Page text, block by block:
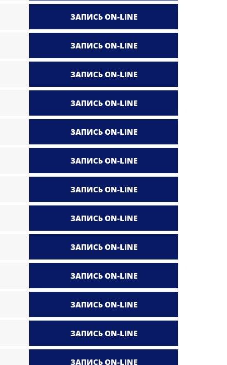
ЗАПИСЬ ON-LINE
ЗАПИСЬ ON-LINE
ЗАПИСЬ ON-LINE
ЗАПИСЬ ON-LINE
ЗАПИСЬ ON-LINE
ЗАПИСЬ ON-LINE
ЗАПИСЬ ON-LINE
ЗАПИСЬ ON-LINE
ЗАПИСЬ ON-LINE
ЗАПИСЬ ON-LINE
ЗАПИСЬ ON-LINE
ЗАПИСЬ ON-LINE
ЗАПИСЬ ON-LINE